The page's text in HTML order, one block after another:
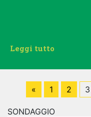
Leggi tutto
« 1 2 3
SONDAGGIO